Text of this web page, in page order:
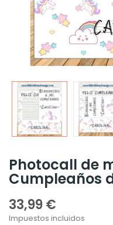
Photocall de
Cumpleaños
33,99 €
Impuestos incluidos